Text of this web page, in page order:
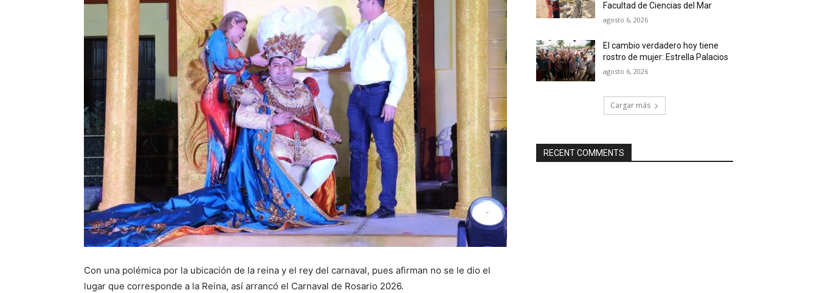
Con una polémica por la ubicación de la reina y el rey del carnaval, pues afirman no se le dio el
lugar que corresponde a la Reina, así arrancó el Carnaval de Rosario 2026.
Facultad de Ciencias del Mar
agosto 6, 2026
El cambio verdadero hoy tiene
rostro de mujer: Estrella Palacios
agosto 6, 2026
Cargar más
RECENT COMMENTS